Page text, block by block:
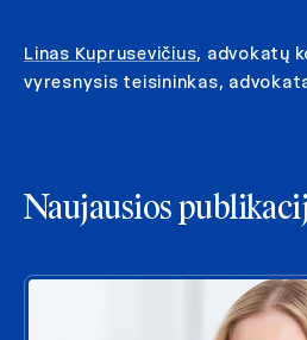
Linas Kuprusevičius, advokatų
vyresnysis teisininkas,
Naujausios